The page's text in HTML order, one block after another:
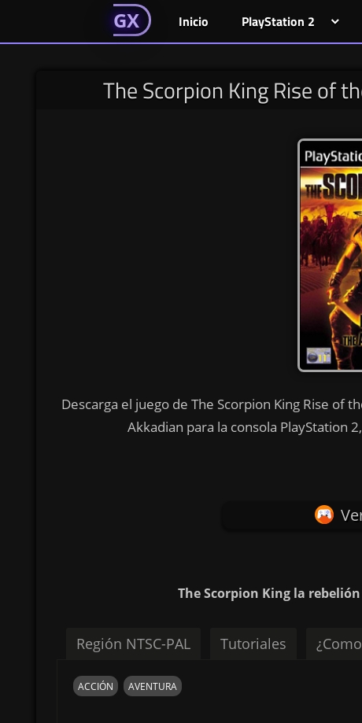
GAMESGX
GAMESGX Inicio PlayStation 2
The Scorpion King Rise of
Descarga el juego de The Scorpion King Rise of
Akkadian para la consola PlayStation
The Scorpion King la
Región NTSC-PAL Tutoriales
ACCIÓN AVENTURA